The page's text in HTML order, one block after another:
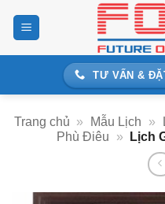
TƯ VẤN &
Trang chủ » Mẫu Lịch »
Phù Điêu
» Lịch